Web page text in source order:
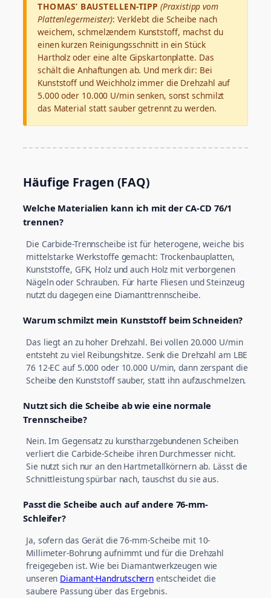
THOMAS’ BAUSTELLEN-TIPP (Praxistipp vom
Plattenlegermeister): Verklebt die Scheibe nach
weichem, schmelzendem Kunststoff, machst du
einen kurzen Reinigungsschnitt in ein Stück
Hartholz oder eine alte Gipskartonplatte. Das
schält die Anhaftungen ab. Und merk dir: Bei
Kunststoff und Weichholz immer die Drehzahl auf
5.000 oder 10.000 U/min senken, sonst schmilzt
das Material statt sauber getrennt zu werden.
Häufige Fragen (FAQ)
Welche Materialien kann ich mit der CA-CD 76/1
trennen?
Die Carbide-Trennscheibe ist für heterogene, weiche bis
mittelstarke Werkstoffe gemacht: Trockenbauplatten,
Kunststoffe, GFK, Holz und auch Holz mit verborgenen
Nägeln oder Schrauben. Für harte Fliesen und Steinzeug
nutzt du dagegen eine Diamanttrennscheibe.
Warum schmilzt mein Kunststoff beim Schneiden?
Das liegt an zu hoher Drehzahl. Bei vollen 20.000 U/min
entsteht zu viel Reibungshitze. Senk die Drehzahl am LBE
76 12-EC auf 5.000 oder 10.000 U/min, dann zerspant die
Scheibe den Kunststoff sauber, statt ihn aufzuschmelzen.
Nutzt sich die Scheibe ab wie eine normale
Trennscheibe?
Nein. Im Gegensatz zu kunstharzgebundenen Scheiben
verliert die Carbide-Scheibe ihren Durchmesser nicht.
Sie nutzt sich nur an den Hartmetallkörnern ab. Lässt die
Schnittleistung spürbar nach, tauschst du sie aus.
Passt die Scheibe auch auf andere 76-mm-
Schleifer?
Ja, sofern das Gerät die 76-mm-Scheibe mit 10-
Millimeter-Bohrung aufnimmt und für die Drehzahl
freigegeben ist. Wie bei Diamantwerkzeugen wie
unseren Diamant-Handrutschern entscheidet die
saubere Passung über das Ergebnis.